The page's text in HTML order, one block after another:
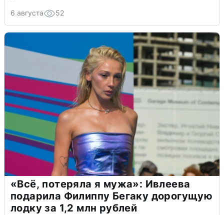
6 августа 52
«Всё, потеряла я мужа»: Ивлеева
подарила Филиппу Бегаку дорогущую
лодку за 1,2 млн рублей